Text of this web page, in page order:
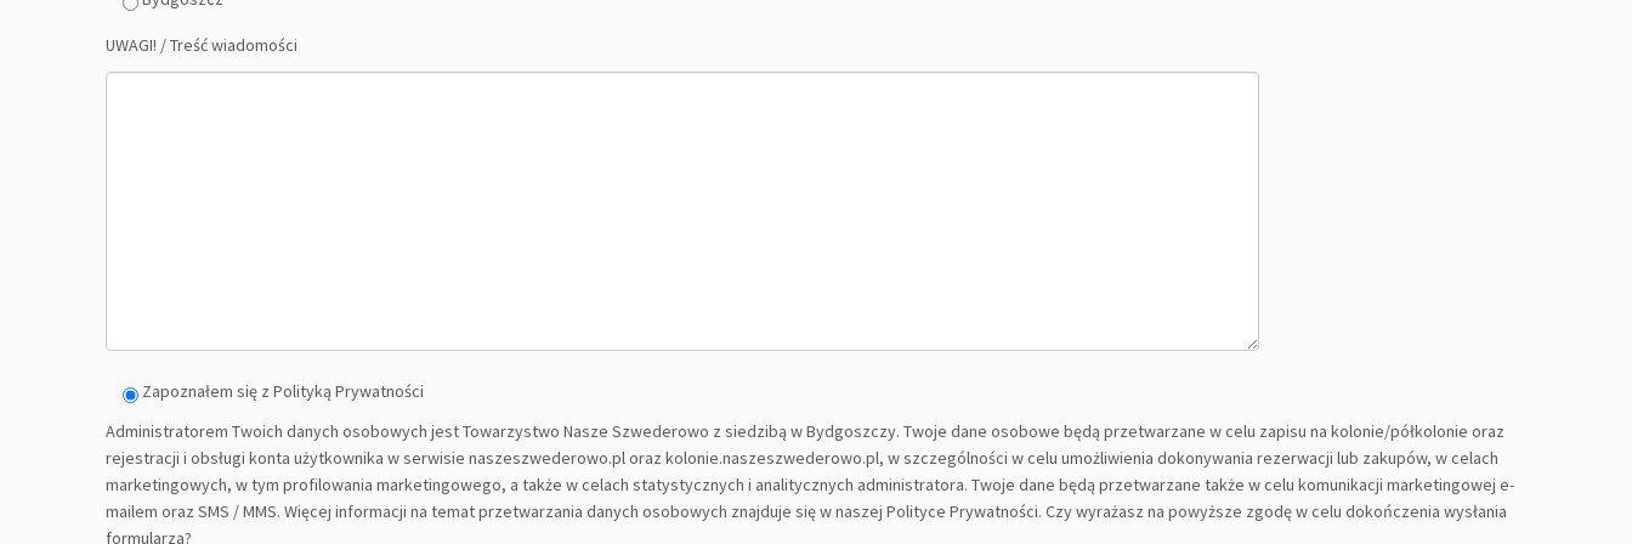
UWAGI! / Treść wiadomości
Zapoznałem się z Polityką Prywatności
Administratorem Twoich danych osobowych jest Towarzystwo Nasze Szwederowo z siedzibą w Bydgoszczy. Twoje dane osobowe będą przetwarzane w celu zapisu na kolonie/półkolonie oraz
rejestracji i obsługi konta użytkownika w serwisie naszeszwederowo.pl oraz kolonie.naszeszwederowo.pl, w szczególności w celu umożliwienia dokonywania rezerwacji lub zakupów, w celach
marketingowych, w tym profilowania marketingowego, a także w celach statystycznych i analitycznych administratora. Twoje dane będą przetwarzane także w celu komunikacji marketingowej e-
mailem oraz SMS / MMS. Więcej informacji na temat przetwarzania danych osobowych znajduje się w naszej Polityce Prywatności. Czy wyrażasz na powyższe zgodę w celu dokończenia wysłania
formularza?